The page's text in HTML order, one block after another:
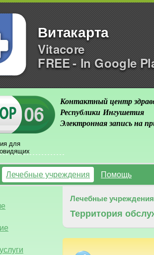
Витакарта
Vitacore
FREE - In Google
для
Контактный центр
Республики Ингушетия
Электронная запись на
Лечебные учреждения Помощь
Лечебные учреждения
Территория